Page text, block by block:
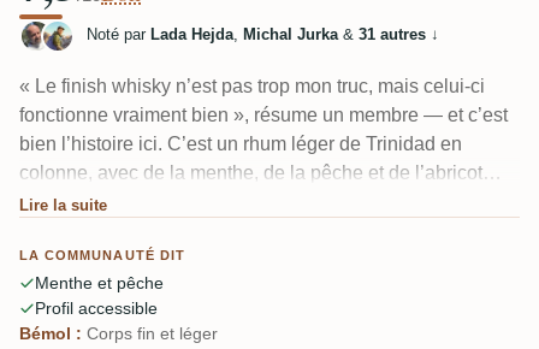
Noté par Lada Hejda, Michal Jurka& 31 autres ↓
« Le finish whisky n’est pas trop mon truc, mais celui-ci
fonctionne vraiment bien », résume un membre — et c’est
bien l’histoire ici. C’est un rhum léger de Trinidad en
colonne, avec de la menthe, de la pêche et de l’abricot
sec, une touche de chocolat noir, et une empreinte
classique de T.D.L apparaît mais reste douce. Facile à
boire, même si plusieurs dégustateurs le trouvent jeune et
un peu déséquilibré.
Lire la suite
LA COMMUNAUTÉ DIT
Menthe et pêche
Profil accessible
Bémol : Corps fin et léger